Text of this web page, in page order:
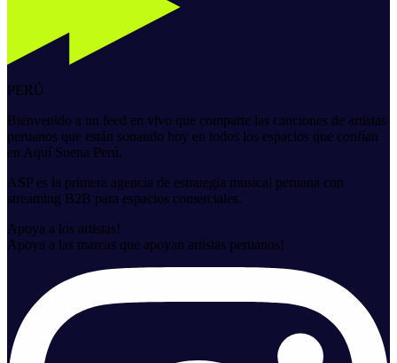
PERÚ
Bienvenido a un feed en vivo que comparte las canciones de artistas
peruanos que están sonando hoy en todos los espacios que confían
en Aquí Suena Perú.
ASP es la primera agencia de estrategia musical peruana con
streaming B2B para espacios comerciales.
Apoya a los artistas!
Apoya a las marcas que apoyan artistas peruanos!